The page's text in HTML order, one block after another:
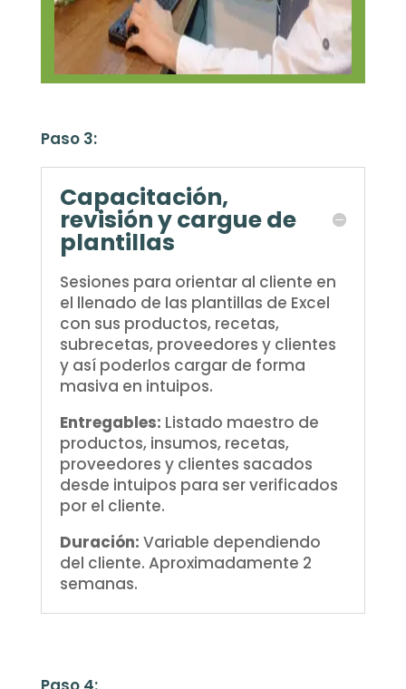
Paso 3:
Capacitación,
revisión y cargue de
plantillas
Sesiones para orientar al cliente en
el llenado de las plantillas de Excel
con sus productos, recetas,
subrecetas, proveedores y clientes
y así poderlos cargar de forma
masiva en intuipos.
Entregables: Listado maestro de
productos, insumos, recetas,
proveedores y clientes sacados
desde intuipos para ser verificados
por el cliente.
Duración: Variable dependiendo
del cliente. Aproximadamente 2
semanas.